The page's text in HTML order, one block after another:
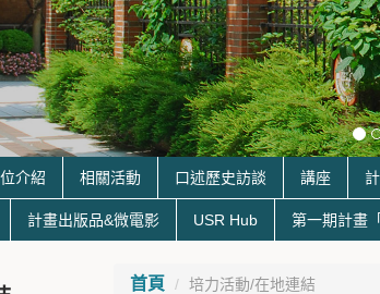
介紹 相關活動 口述歷史訪談 講座
計畫出版品&微電影 USR Hub 第一期計畫
首頁 培力活動/在地連結